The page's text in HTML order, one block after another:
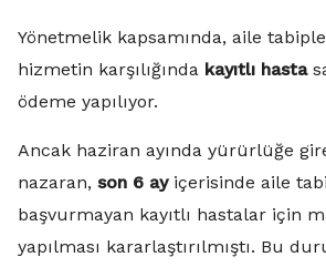
Yönetmelik kapsamında, aile
hizmetin karşılığında kayıtlı hasta
ödeme yapılıyor.
Ancak haziran ayında yürürlüğe
nazaran, son 6 ayiçerisinde aile
başvurmayan kayıtlı hastalar için
yapılması kararlaştırılmıştı. Bu